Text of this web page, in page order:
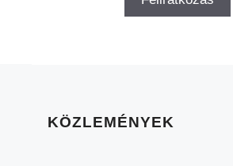
KÖZLEMÉNYEK